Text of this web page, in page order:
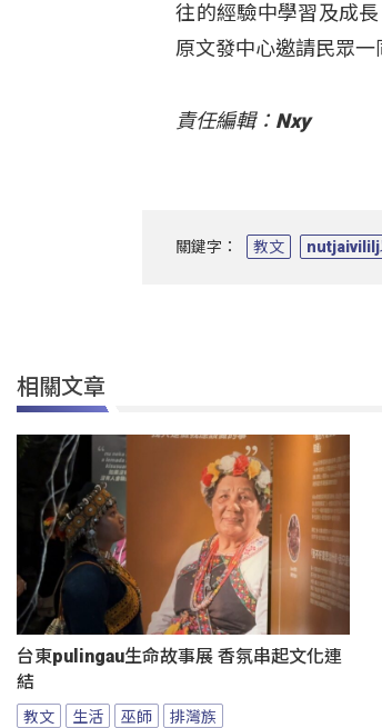
往的經驗中學習及成
原文發中心邀請民眾
責任編輯：Nxy
關鍵字： 教文 nutjaivililj
相關文章
台東pulingau生命故事展 香氛串起文化連
結
教文 生活 巫師 排灣族